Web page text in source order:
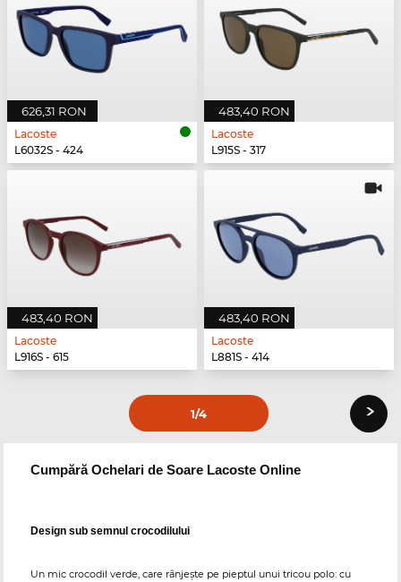
626,31 RON
Lacoste
L6032S - 424
483,40 RON
Lacoste
L915S - 317
483,40 RON
Lacoste
L916S - 615
483,40 RON
Lacoste
L881S - 414
1/4 ›
Cumpără Ochelari de Soare Lacoste Online
Design sub semnul crocodilului
Un mic crocodil verde, care rânjește pe pieptul unui tricou polo: cu